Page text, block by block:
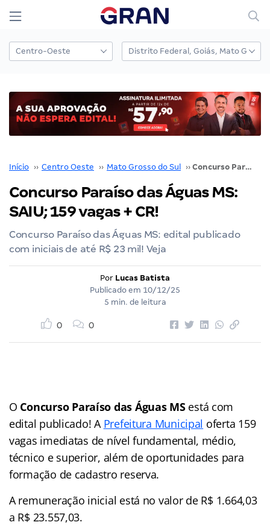
Início ›› Centro Oeste ›› Mato Grosso do Sul ›› Concurso Paraíso das Águas MS: SAIU; 159 vagas + CR!
Concurso Paraíso das Águas MS:
SAIU; 159 vagas + CR!
Concurso Paraíso das Águas MS: edital publicado
com iniciais de até R$ 23 mil! Veja
Por Lucas Batista
Publicado em 10/12/25
5 min. de leitura
0 0
O Concurso Paraíso das Águas MSestá com
edital publicado! A Prefeitura Municipal oferta 159
vagas imediatas de nível fundamental, médio,
técnico e superior, além de oportunidades para
formação de cadastro reserva.
A remuneração inicial está no valor de R$ 1.664,03
a R$ 23.557,03.